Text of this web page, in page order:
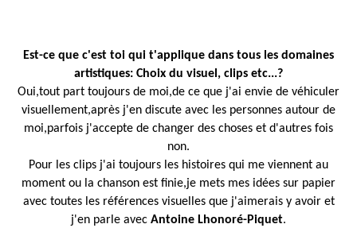
Est-ce que c'est toi qui t'applique dans tous les domaines
artistiques: Choix du visuel, clips etc...?
Oui,tout part toujours de moi,de ce que j'ai envie de véhiculer
visuellement,après j'en discute avec les personnes autour de
moi,parfois j'accepte de changer des choses et d'autres fois
non.
Pour les clips j'ai toujours les histoires qui me viennent au
moment ou la chanson est finie,je mets mes idées sur papier
avec toutes les références visuelles que j'aimerais y avoir et
j'en parle avec Antoine Lhonoré-Piquet.